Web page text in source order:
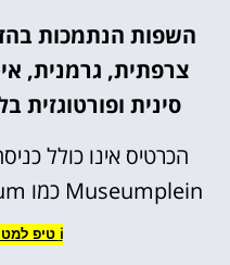
השפות הנתמכות
צרפתית, גרמנית,
סינית ופורטוגזית
הכרטיס אינו כולל
Museumplein כמו Rijksmuseum או Stedelijk.
ℹ️ טיפ למטיילים ישראלים